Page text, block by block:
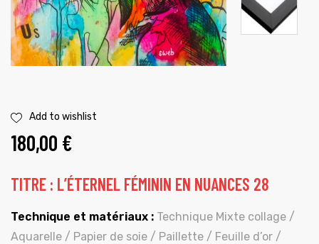
Add to wishlist
180,00 €
TITRE : L’ÉTERNEL FÉMININ EN NUANCES 28
Technique et matériaux : Technique Mixte collage /
Aquarelle / Papier de soie / Paillette / Feuille d’or /